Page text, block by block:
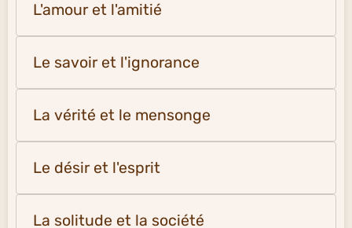
L'amour et l'amitié
Le savoir et l'ignorance
La vérité et le mensonge
Le désir et l'esprit
La solitude et la société